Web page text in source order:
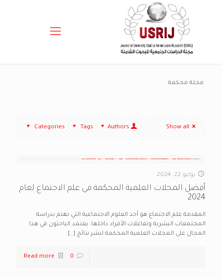
مجلة محكمة
Categories Tags Authors Show all
يوليو 22, 2024
أفضل المجلات العلمية المحكمة في علم الاجتماع لعام
2024
المقدمة علم الاجتماع هو أحد العلوم الاجتماعية التي تهتم بدراسة
المجتمعات البشرية وتفاعلات الأفراد داخلها. يعتمد الباحثون في هذا
المجال على المجلات العلمية المحكمة لنشر نتائج […]
0
Read more